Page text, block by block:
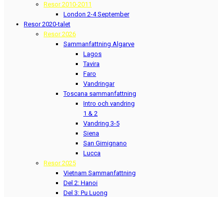
Resor 2010-2011
London 2-4 September
Resor 2020-talet
Resor 2026
Sammanfattning Algarve
Lagos
Tavira
Faro
Vandringar
Toscana sammanfattning
Intro och vandring
1 & 2
Vandring 3-5
Siena
San Gimignano
Lucca
Resor 2025
Vietnam Sammanfattning
Del 2: Hanoi
Del 3: Pu Luong